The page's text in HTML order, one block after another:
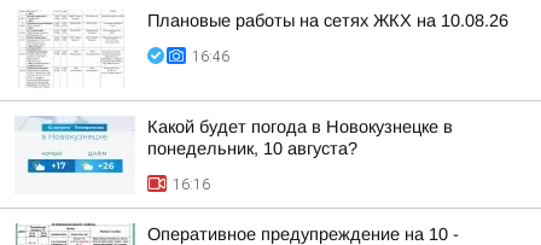
Плановые работы на сетях ЖКХ на 10.08.26
16:46
Какой будет погода в Новокузнецке в
понедельник, 10 августа?
16:16
Оперативное предупреждение на 10 -